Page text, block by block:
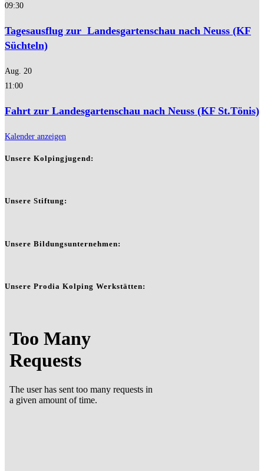
09:30
Tagesausflug zur Landesgartenschau nach Neuss (KF
Süchteln)
Aug. 20
11:00
Fahrt zur Landesgartenschau nach Neuss (KF St.Tönis)
Kalender anzeigen
Unsere Kolpingjugend:
Unsere Stiftung:
Unsere Bildungsunternehmen:
Unsere Prodia Kolping Werkstätten: